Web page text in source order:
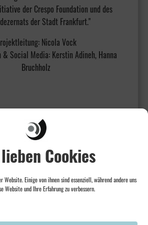
Cookies
Website. Einige von ihnen sind essenziell, während andere uns
Website und Ihre Erfahrung zu verbessern.
der Crespo Foundation und des
der Stadt Frankfurt."
Nicola Vock
Social Media: Kerstin Adineh, Hanna
Bruchholz